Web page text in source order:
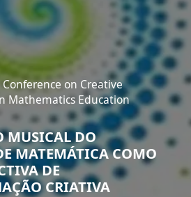
on Creative
Mathematics Education
MUSICAL DO
MATEMÁTICA COMO
DE
CRIATIVA